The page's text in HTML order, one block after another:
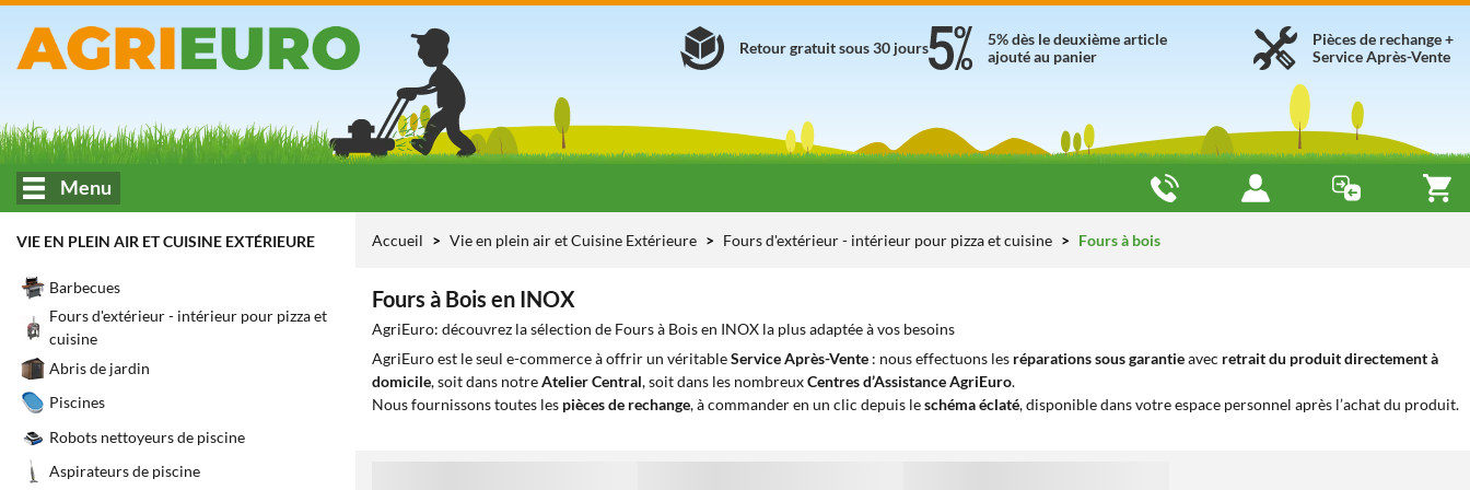
Pièces de rechange +
Service Après-Vente
5% dès le deuxième article
ajouté au panier
Retour gratuit sous 30 jours
Menu
VIE EN PLEIN AIR ET CUISINE EXTÉRIEURE
Barbecues
Fours d'extérieur - intérieur pour pizza et
cuisine
Abris de jardin
Piscines
Robots nettoyeurs de piscine
Aspirateurs de piscine
Accueil Vie en plein air et Cuisine Extérieure Fours d'extérieur - intérieur pour pizza et cuisine Fours à bois
Fours à Bois en INOX
AgriEuro: découvrez la sélection de Fours à Bois en INOX la plus adaptée à vos besoins
AgriEuro est le seul e-commerce à offrir un véritableService Après-Vente : nous effectuons les réparations sous garantieavec retrait du produit directement à
domicile, soit dans notreAtelier Central, soit dans les nombreuxCentres d’Assistance AgriEuro.
Nous fournissons toutes les pièces de rechange, à commander en un clic depuis leschéma éclaté, disponible dans votre espace personnel après l’achat du produit.